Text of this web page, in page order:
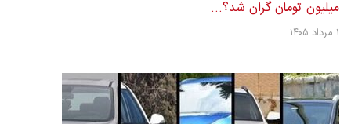
میلیون تومان گران شد؟...
۱ مرداد ۱۴۰۵